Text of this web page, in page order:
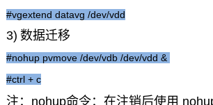
#vgextend datavg /dev/vdd
3) 数据迁移
#nohup pvmove /dev/vdb /dev/vdd &
#ctrl + c
注：nohup命令：在注销后使用